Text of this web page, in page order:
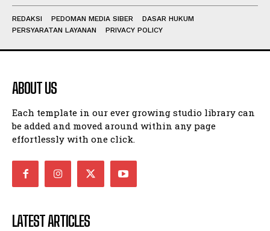
REDAKSI PEDOMAN MEDIA SIBER
DASAR HUKUM
PERSYARATAN LAYANAN
PRIVACY POLICY
ABOUT US
Each template in our ever growing studio library can
be added and moved around within any page
effortlessly with one click.
LATEST ARTICLES